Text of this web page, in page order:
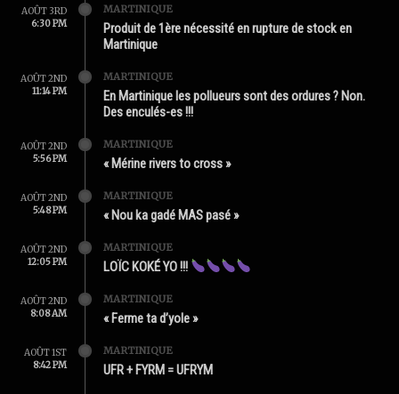
AOÛT 3RD
6:30 PM
MARTINIQUE
Produit de 1ère nécessité en rupture de stock en
Martinique
AOÛT 2ND
11:14 PM
MARTINIQUE
En Martinique les pollueurs sont des ordures ? Non.
Des enculés-es !!!
AOÛT 2ND
5:56 PM
MARTINIQUE
« Mérine rivers to cross »
AOÛT 2ND
5:48 PM
MARTINIQUE
« Nou ka gadé MAS pasé »
AOÛT 2ND
12:05 PM
MARTINIQUE
LOÏC KOKÉ YO !!!
AOÛT 2ND
8:08 AM
MARTINIQUE
« Ferme ta d’yole »
AOÛT 1ST
8:42 PM
MARTINIQUE
UFR + FYRM = UFRYM